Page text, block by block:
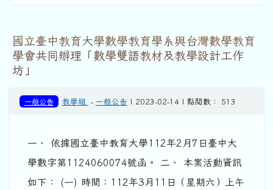
國立臺中教育大學數學教育學系與台灣數學教育
學會共同辦理「數學雙語教材及教學設計工作
坊」
一般公告 教學組 - 一般公告 | 2023-02-14 | 點閱數： 513
一、 依據國立臺中教育大學112年2月7日臺中大
學數字第1124060074號函。 二、 本案活動資訊
如下： (一) 時間：112年3月11日（星期六）上午